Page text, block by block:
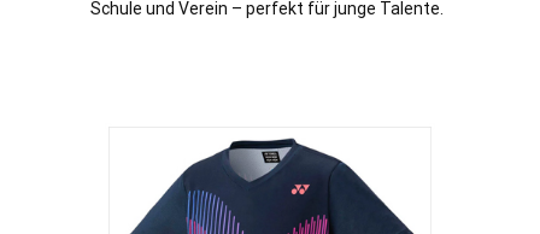
Schule und Verein – perfekt für junge Talente.